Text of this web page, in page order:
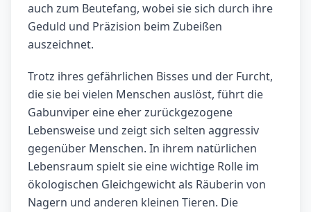
auch zum Beutefang, wobei sie sich durch ihre
Geduld und Präzision beim Zubeißen
auszeichnet.
Trotz ihres gefährlichen Bisses und der Furcht,
die sie bei vielen Menschen auslöst, führt die
Gabunviper eine eher zurückgezogene
Lebensweise und zeigt sich selten aggressiv
gegenüber Menschen. In ihrem natürlichen
Lebensraum spielt sie eine wichtige Rolle im
ökologischen Gleichgewicht als Räuberin von
Nagern und anderen kleinen Tieren. Die